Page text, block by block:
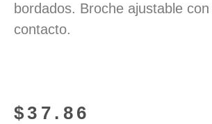
bordados. Broche ajustable
contacto.
$37.86